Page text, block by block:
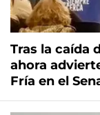
Tras la caída
ahora
Fría en el